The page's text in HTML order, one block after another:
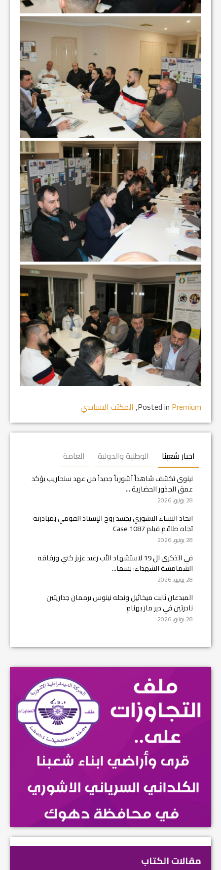
Posted in Premium
, المكتب السياسي
اخبار شعبنا الوطنية والدولية العامة
نينوى تكشف شاهداً آشورياً جديداً من عهد سنحاريب يؤكد
عمق الجذور الحضارية ...
28 يونيو, 2026
اتحاد النساء الآشوري يجسد روح الإسناد القومي بمبادرته
تجاه طاقم فيلم Case 1087
28 يونيو, 2026
في الذكرى ال 19 لاستشهاد الأب رغيد عزيز كني ورفاقه
الشمامسة الشهداء: بسما...
28 يونيو, 2026
المبدعان ثابت ميخائيل ونجله نينوس يرممان جداريتين
نادرتين في دير مار بهنام
28 يونيو, 2026
مقالات الكتاب